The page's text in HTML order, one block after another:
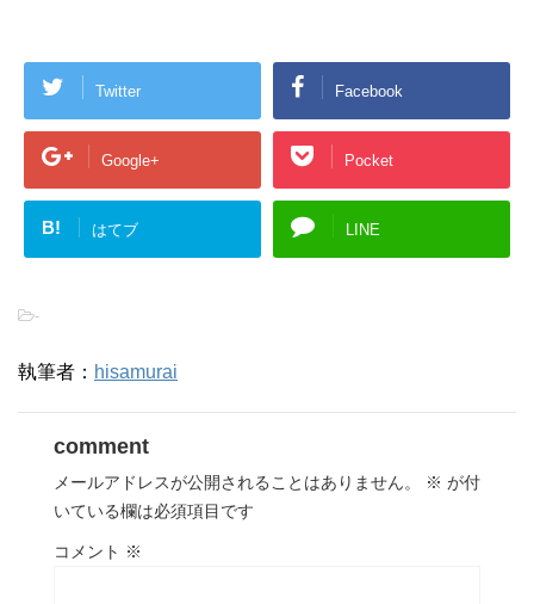
Twitter Facebook
Google+ Pocket
B! はてブ LINE
-
執筆者： hisamurai
comment
メールアドレスが公開されることはありません。 ※ が付
いている欄は必須項目です
コメント ※